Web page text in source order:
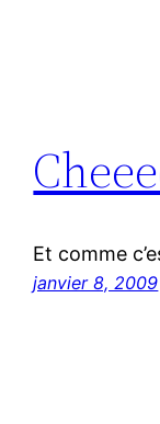
Et comme
janvier 8, 2009